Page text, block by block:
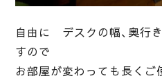
自由に デスクの幅、奥行
すので
お部屋が変わっても長くご